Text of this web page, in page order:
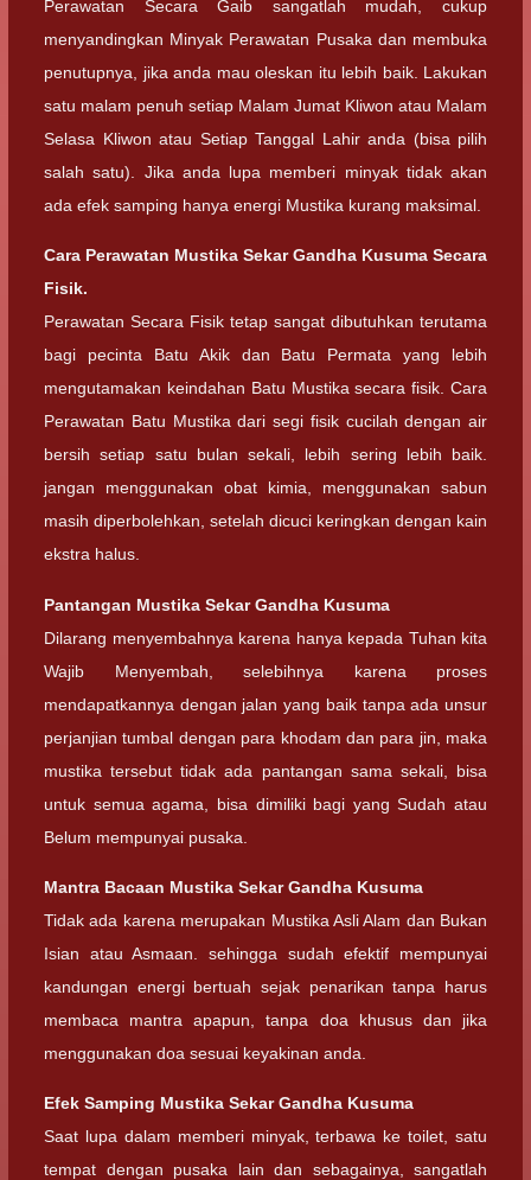
Perawatan Secara Gaib sangatlah mudah, cukup
menyandingkan Minyak Perawatan Pusaka dan membuka
penutupnya, jika anda mau oleskan itu lebih baik. Lakukan
satu malam penuh setiap Malam Jumat Kliwon atau Malam
Selasa Kliwon atau Setiap Tanggal Lahir anda (bisa pilih
salah satu). Jika anda lupa memberi minyak tidak akan
ada efek samping hanya energi Mustika kurang maksimal.
Cara Perawatan Mustika Sekar Gandha Kusuma Secara
Fisik.
Perawatan Secara Fisik tetap sangat dibutuhkan terutama
bagi pecinta Batu Akik dan Batu Permata yang lebih
mengutamakan keindahan Batu Mustika secara fisik. Cara
Perawatan Batu Mustika dari segi fisik cucilah dengan air
bersih setiap satu bulan sekali, lebih sering lebih baik.
jangan menggunakan obat kimia, menggunakan sabun
masih diperbolehkan, setelah dicuci keringkan dengan kain
ekstra halus.
Pantangan Mustika Sekar Gandha Kusuma
Dilarang menyembahnya karena hanya kepada Tuhan kita
Wajib Menyembah, selebihnya karena proses
mendapatkannya dengan jalan yang baik tanpa ada unsur
perjanjian tumbal dengan para khodam dan para jin, maka
mustika tersebut tidak ada pantangan sama sekali, bisa
untuk semua agama, bisa dimiliki bagi yang Sudah atau
Belum mempunyai pusaka.
Mantra Bacaan Mustika Sekar Gandha Kusuma
Tidak ada karena merupakan Mustika Asli Alam dan Bukan
Isian atau Asmaan. sehingga sudah efektif mempunyai
kandungan energi bertuah sejak penarikan tanpa harus
membaca mantra apapun, tanpa doa khusus dan jika
menggunakan doa sesuai keyakinan anda.
Efek Samping Mustika Sekar Gandha Kusuma
Saat lupa dalam memberi minyak, terbawa ke toilet, satu
tempat dengan pusaka lain dan sebagainya, sangatlah